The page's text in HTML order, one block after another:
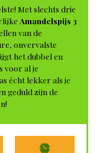
Met slechts drie
Amandelspijs 3
van de
onvervalste
het dubbel en
voor al je
écht lekker als je
geduld zijn de